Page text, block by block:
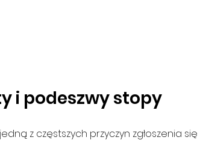
i podeszwy stopy
z częstszych przyczyn zgłoszenia